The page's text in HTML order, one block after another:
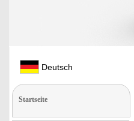
Deutsch
Startseite